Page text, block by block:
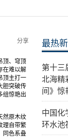
分享
顶、穹顶
在难以解
顶主打一
胆突破传
组惊艳出
然原木纹
理自带繁
同色系叠
最热
第十三
北海精
间》惊
中国化
环水池